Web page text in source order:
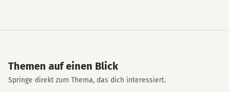
Themen auf einen Blick
Springe direkt zum Thema, das dich interessiert.